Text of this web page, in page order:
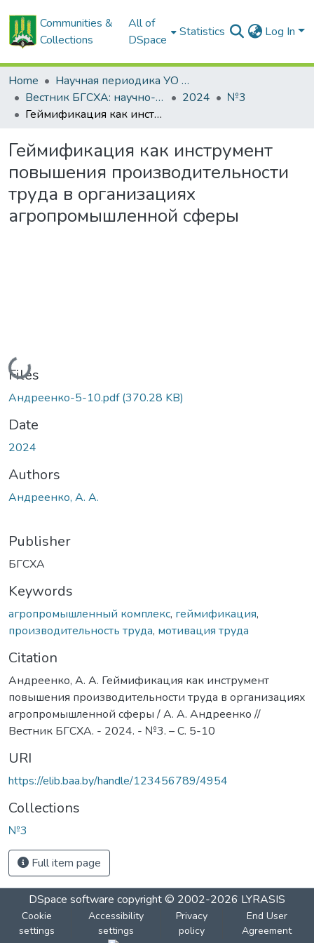
Communities &
Collections
All of
DSpace
Statistics Log In
Home
Научная периодика УО БГСХА
Вестник БГСХА: научно-методический журнал Белорусской государственной сельскохозяйственной академии
2024
№3
Геймификация как инструмент повышения производительности труда в организациях агропромышленной сферы
Геймификация как инструмент
повышения производительности
труда в организациях
агропромышленной сферы
Loading...
Files
Андреенко-5-10.pdf(370.28 KB)
Date
2024
Authors
Андреенко, А. А.
Publisher
БГСХА
Keywords
агропромышленный комплекс, геймификация,
производительность труда, мотивация труда
Citation
Андреенко, А. А. Геймификация как инструмент
повышения производительности труда в организациях
агропромышленной сферы / А. А. Андреенко //
Вестник БГСХА. - 2024. - №3. – С. 5-10
URI
https://elib.baa.by/handle/123456789/4954
Collections
№3
Full item page
DSpace software copyright © 2002-2026 LYRASIS
Cookie
settings
Accessibility
settings
Privacy
policy
End User
Agreement